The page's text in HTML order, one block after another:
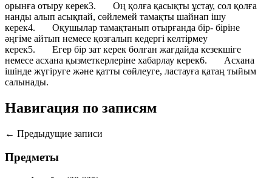
орынға отыру керек3. Оң қолға қасықты ұстау, сол қолға
нанды алып асықпай, сөйлемей тамақты шайнап ішу
керек4. Оқушылар тамақтанып отырғанда бір- біріне
әңгіме айтып немесе қозғалып кедергі келтірмеу
керек5. Егер бір зат керек болған жағдайда кезекшіге
немесе асхана қызметкерлеріне хабарлау керек6. Асхана
ішінде жүгіруге және қатты сөйлеуге, ластауға қатаң тыйым
салынады.
Навигация по записям
← Предыдущие записи
Предметы